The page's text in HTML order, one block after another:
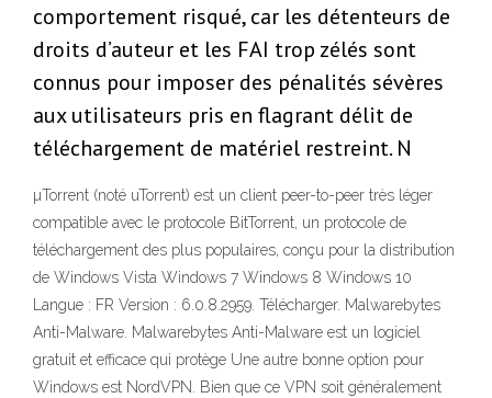
comportement risqué, car les détenteurs de
droits d’auteur et les FAI trop zélés sont
connus pour imposer des pénalités sévères
aux utilisateurs pris en flagrant délit de
téléchargement de matériel restreint. N
µTorrent (noté uTorrent) est un client peer-to-peer très léger
compatible avec le protocole BitTorrent, un protocole de
téléchargement des plus populaires, conçu pour la distribution
de Windows Vista Windows 7 Windows 8 Windows 10
Langue : FR Version : 6.0.8.2959. Télécharger. Malwarebytes
Anti-Malware. Malwarebytes Anti-Malware est un logiciel
gratuit et efficace qui protège Une autre bonne option pour
Windows est NordVPN. Bien que ce VPN soit généralement